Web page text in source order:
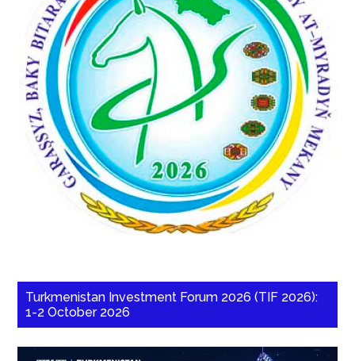
Turkmenistan Investment Forum 2026 (TIF 2026):
1-2 October 2026